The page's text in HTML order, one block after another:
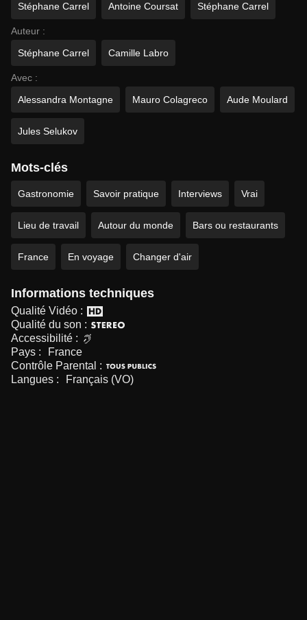
Stéphane Carrel
Antoine Coursat Stéphane Carrel
Auteur :
Stéphane Carrel
Camille Labro
Avec :
Alessandra Montagne
Mauro Colagreco Aude Moulard
Jules Selukov
Mots-clés
Gastronomie Savoir pratique Interviews Vrai
Lieu de travail Autour du monde Bars ou restaurants
France En voyage Changer d'air
Informations techniques
Qualité Vidéo :
Qualité du son :
Accessibilité :
Pays :
France
Contrôle Parental :
Langues :
Français (VO)